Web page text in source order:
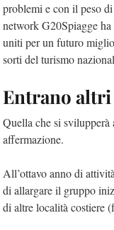
problemi e con il peso
network G20Spiagge
uniti per un futuro
sorti del turismo
Entrano
Quella che si svilupperà
affermazione.
All’ottavo anno di
di allargare il gruppo
di altre località costiere